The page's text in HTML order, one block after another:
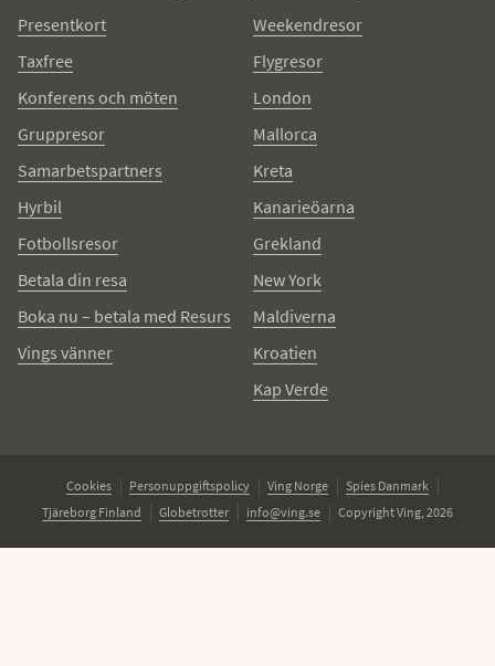
Presentkort
Taxfree
Konferens och möten
Gruppresor
Samarbetspartners
Hyrbil
Fotbollsresor
Betala din resa
Boka nu – betala med Resurs
Vings vänner
Weekendresor
Flygresor
London
Mallorca
Kreta
Kanarieöarna
Grekland
New York
Maldiverna
Kroatien
Kap Verde
Cookies Personuppgiftspolicy Ving Norge
Spies Danmark
Tjäreborg Finland
Globetrotter info@ving.se Copyright Ving, 2026